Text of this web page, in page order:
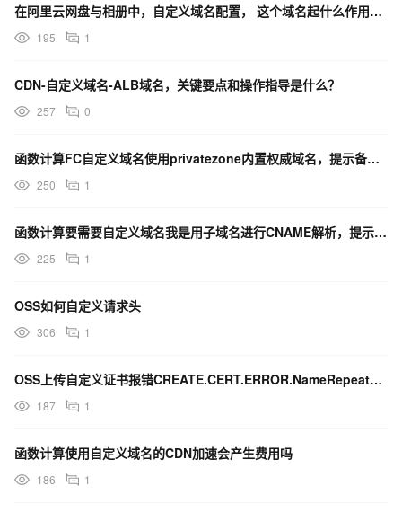
在阿里云网盘与相册中，自定义域名配置， 这个域名起什么作用？一定要配置吗？
195 1
CDN-自定义域名-ALB域名，关键要点和操作指导是什么？
257 0
函数计算FC自定义域名使用privatezone内置权威域名，提示备案内网域名不需要备案，如何操作？
250 1
函数计算要需要自定义域名我是用子域名进行CNAME解析，提示错误，怎么回事？
225 1
OSS如何自定义请求头
306 1
OSS上传自定义证书报错CREATE.CERT.ERROR.NameRepeatException
187 1
函数计算使用自定义域名的CDN加速会产生费用吗
186 1